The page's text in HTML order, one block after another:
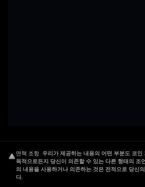
면책 조항. 우리가 제공하는 내용의 어떤 부분도 코
목적으로든지 당신이 의존할 수 있는 다른 형태의 조
의 내용을 사용하거나 의존하는 것은 전적으로 당신
다.